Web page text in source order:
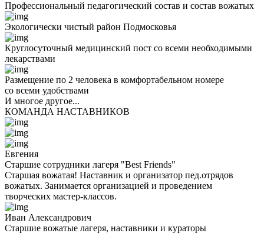
Профессиональный педагогический состав и состав вожатых
Экологически чистый район Подмосковья
Круглосуточный медицинский пост со всеми необходимыми
лекарствами
Размещение по 2 человека в комфортабельном номере
со всеми удобствами
И многое другое...
КОМАНДА НАСТАВНИКОВ
Евгения
Старшие сотрудники лагеря "Best Friends"
Старшая вожатая! Наставник и организатор пед.отрядов
вожатых. Занимается организацией и проведением
творческих мастер-классов.
Иван Александрович
Старшие вожатые лагеря, наставники и кураторы